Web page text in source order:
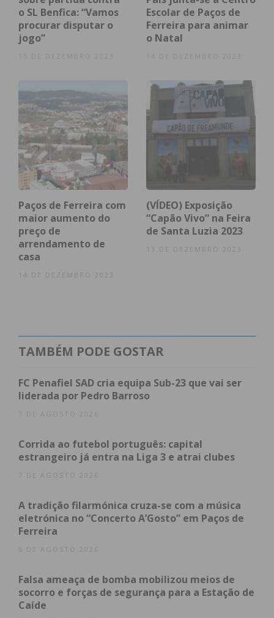
o SL Benfica: “Vamos
procurar disputar o
jogo”
Escolar de Paços de
Ferreira para animar
o Natal
14 DE DEZEMBRO 2023
Paços de Ferreira com
maior aumento do
preço de
arrendamento de
casa
14 DE DEZEMBRO 2023
(VÍDEO) Exposição
“Capão Vivo” na Feira
de Santa Luzia 2023
TAMBÉM PODE GOSTAR
FC Penafiel SAD cria equipa Sub-23 que vai ser
liderada por Pedro Barroso
7 DE AGOSTO 2026
Corrida ao futebol português: capital
estrangeiro já entra na Liga 3 e atrai clubes
7 DE AGOSTO 2026
A tradição filarmónica cruza-se com a música
eletrónica no “Concerto A’Gosto” em Paços de
Ferreira
6 DE AGOSTO 2026
Falsa ameaça de bomba mobilizou meios de
socorro e forças de segurança para a Estação de
Caíde